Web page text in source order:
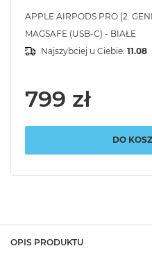
APPLE AIRPODS PRO (2.
MAGSAFE (USB-C) - BIAŁE
Najszybciej u Ciebie: 11.08
799 zł
DO
OPIS PRODUKTU